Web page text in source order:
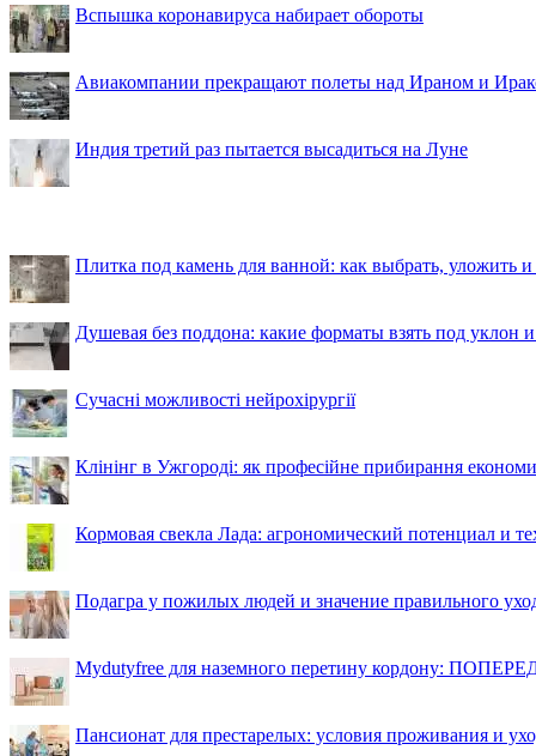
Вспышка коронавируса набирает обороты
Авиакомпании прекращают полеты над Ираном и
Индия третий раз пытается высадиться на Луне
Плитка под камень для ванной: как выбрать, уложить
Душевая без поддона: какие форматы взять под уклон
Сучасні можливості нейрохірургії
Клінінг в Ужгороді: як професійне прибирання
Кормовая свекла Лада: агрономический потенциал и
Подагра у пожилых людей и значение правильного
Mydutyfree для наземного перетину кордону:
Пансионат для престарелых: условия проживания и